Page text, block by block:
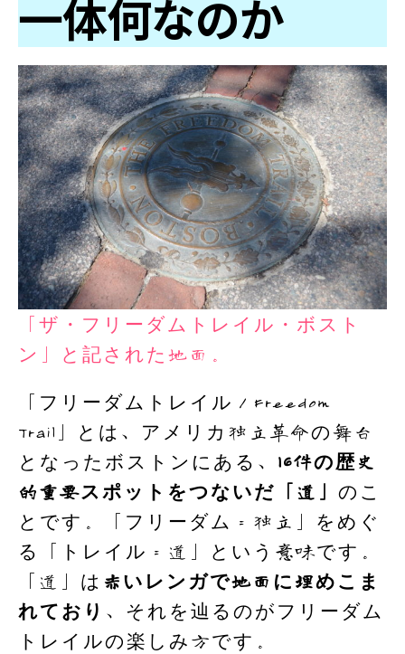
一体何なのか
「ザ・フリーダムトレイル・ボスト
ン」と記された地面。
「フリーダムトレイル／Freedom
Trail」とは、アメリカ独立革命の舞台
となったボストンにある、 16件の歴史
的重要スポットをつないだ「道」 のこ
とです。「フリーダム＝独立」をめぐ
る「トレイル＝道」という意味です。
「道」は 赤いレンガで地面に埋めこま
れており 、それを辿るのがフリーダム
トレイルの楽しみ方です。